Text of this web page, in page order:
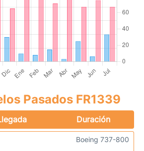
Pasados FR1339
Duración
Boeing 737-800